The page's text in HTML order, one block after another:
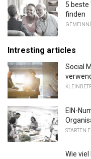
5 beste
finden
Intresting articles
Social
EIN-
STARTEN
Wie